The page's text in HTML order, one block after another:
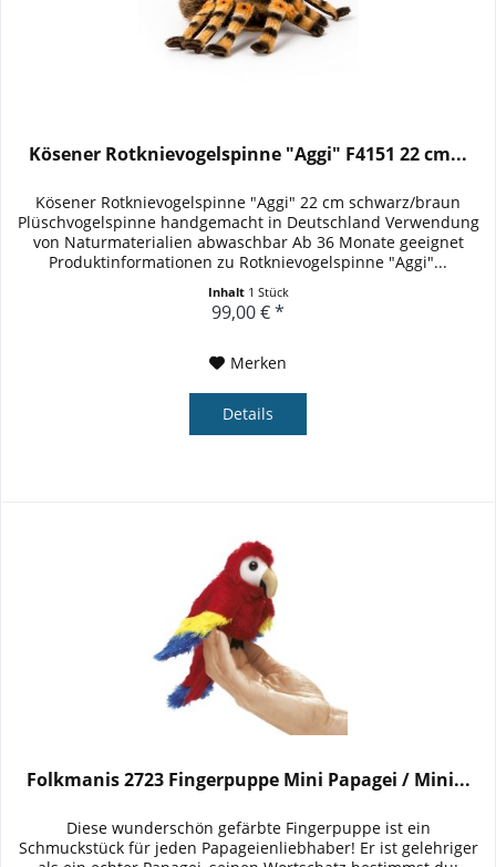
Kösener Rotknievogelspinne "Aggi" F4151 22 cm...
Kösener Rotknievogelspinne "Aggi" 22 cm schwarz/braun
Plüschvogelspinne handgemacht in Deutschland Verwendung
von Naturmaterialien abwaschbar Ab 36 Monate geeignet
Produktinformationen zu Rotknievogelspinne "Aggi"...
Inhalt 1 Stück
99,00 € *
Merken
Details
Folkmanis 2723 Fingerpuppe Mini Papagei / Mini...
Diese wunderschön gefärbte Fingerpuppe ist ein
Schmuckstück für jeden Papageienliebhaber! Er ist gelehriger